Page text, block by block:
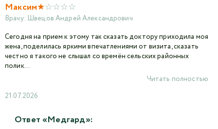
Максим★☆☆☆☆
Врачу: Швецов Андрей Александрович
Сегодня на прием к этому так сказать доктору приходила моя
жена, поделилась яркими впечатлениями от визита, сказать
честно я такого не слышал со времён сельских районных
полик...
21.07.2026
Читать полностью
Ответ «Медгард»: